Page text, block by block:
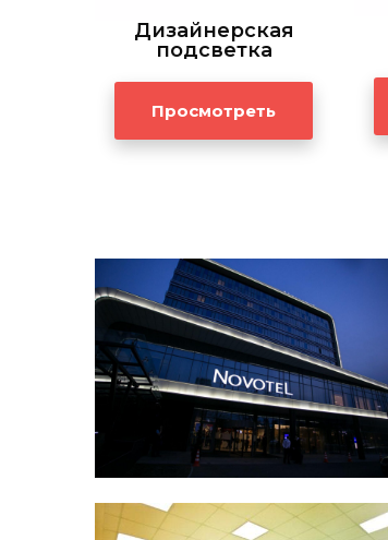
Дизайнерская
подсветка
Просмотреть